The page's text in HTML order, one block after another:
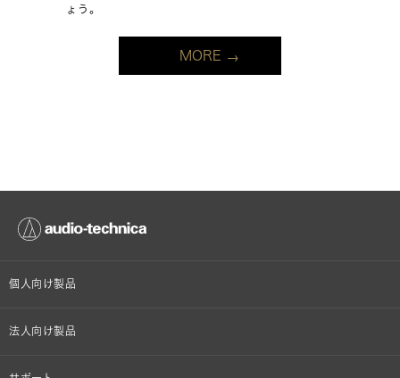
ょう。
MORE
個人向け製品
オンラインストア限定
法人向け製品
設備音響機器